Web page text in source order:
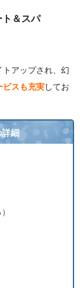
＆スパ
アップされ、幻
ビスも充実してお
細